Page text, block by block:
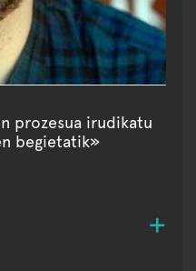
prozesua irudikatu
begietatik»